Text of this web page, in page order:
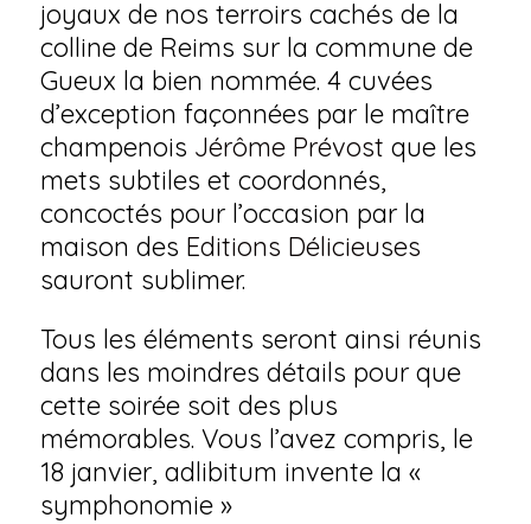
joyaux de nos terroirs cachés de la
colline de Reims sur la commune de
Gueux la bien nommée. 4 cuvées
d’exception façonnées par le maître
champenois Jérôme Prévost que les
mets subtiles et coordonnés,
concoctés pour l’occasion par la
maison des Editions Délicieuses
sauront sublimer.
Tous les éléments seront ainsi réunis
dans les moindres détails pour que
cette soirée soit des plus
mémorables. Vous l’avez compris, le
18 janvier, adlibitum invente la «
symphonomie »